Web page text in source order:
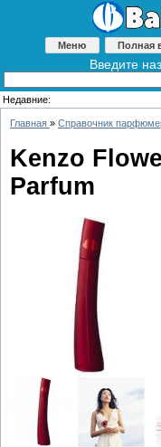
Меню Полная
Введите
Недавние:
Главная » Справочник
Kenzo
Parfum